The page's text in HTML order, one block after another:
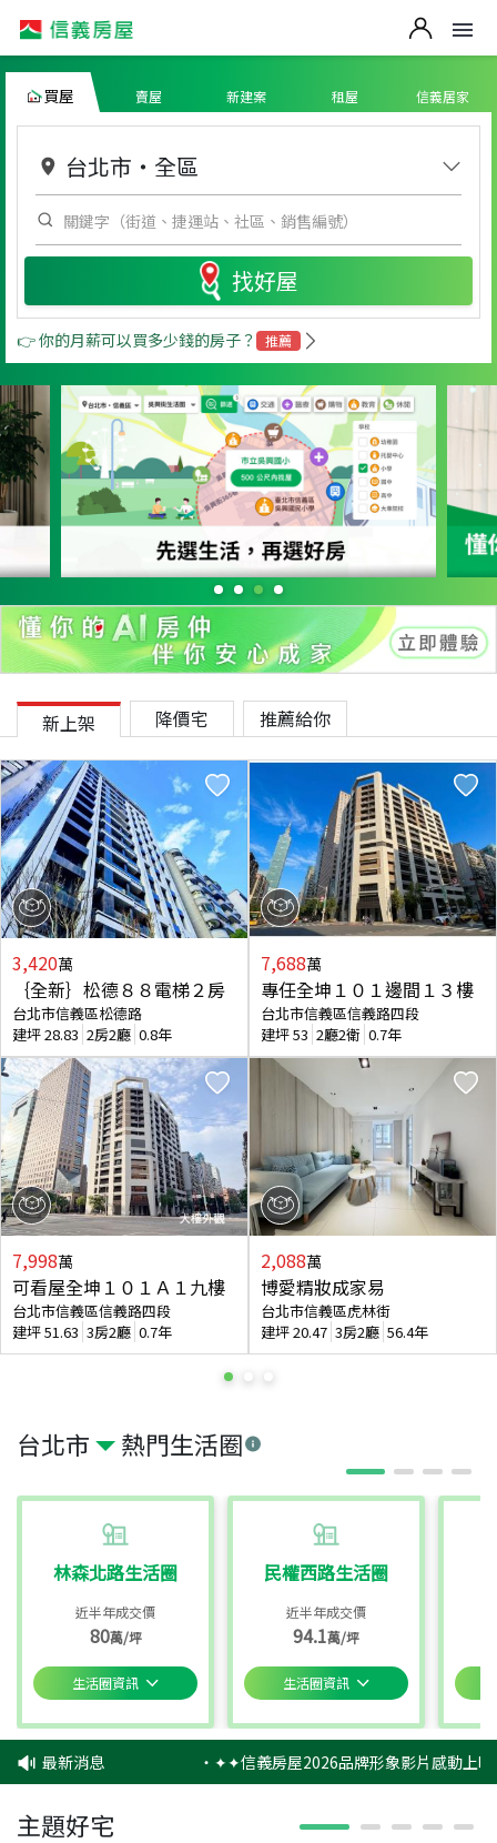
買屋 賣屋 新建案 租屋 信義居家
台北市 ・ 全區
找好屋
👉 你的月薪可以買多少錢的房子？ 推薦
台北市 熱門生活圈
林森北路生活圈
近半年成交價
80萬/坪
生活圈資訊
民權西路生活圈
近半年成交價
94.1萬/坪
生活圈資訊
新上架 降價宅 推薦給你
3,420萬
｛全新｝松德８８電梯２房
台北市信義區松德路
建坪28.83 2房2廳 0.8年
7,998萬
可看屋全坤１０１Ａ１九樓
台北市信義區信義路四段
建坪51.63 3房2廳 0.7年
7,688萬
專任全坤１０１邊間１３樓
台北市信義區信義路四段
建坪53 2廳2衛 0.7年
2,088萬
博愛精妝成家易
台北市信義區虎林街
建坪20.47 3房2廳 56.4年
最新消息 ‧✦✦信義房屋2026品牌形象影片感動上
主題好宅